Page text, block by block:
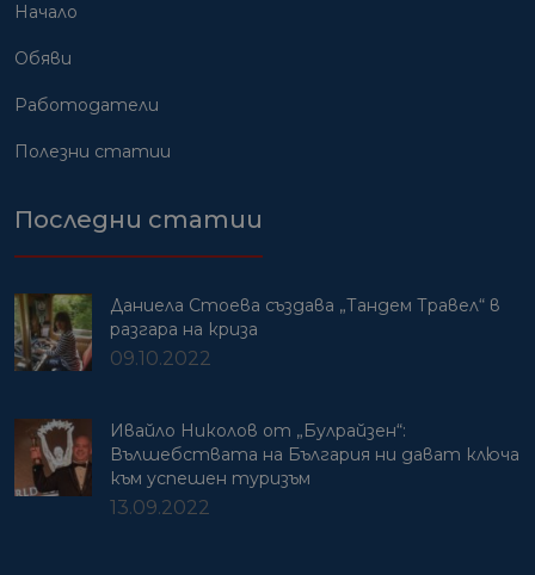
Начало
Обяви
Работодатели
Полезни статии
Последни статии
Даниела Стоева създава „Тандем Травел“ в
разгара на криза
09.10.2022
Ивайло Николов от „Булрайзен“:
Вълшебствата на България ни дават ключа
към успешен туризъм
13.09.2022